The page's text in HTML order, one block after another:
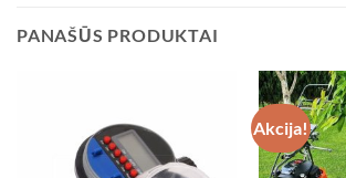
PANAŠŪS PRODUKTAI
Akcija!